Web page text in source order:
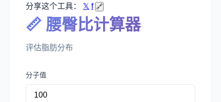
分享这个工具： 𝕏 f 🔗
📏 腰臀比计算器
评估脂肪分布
分子值